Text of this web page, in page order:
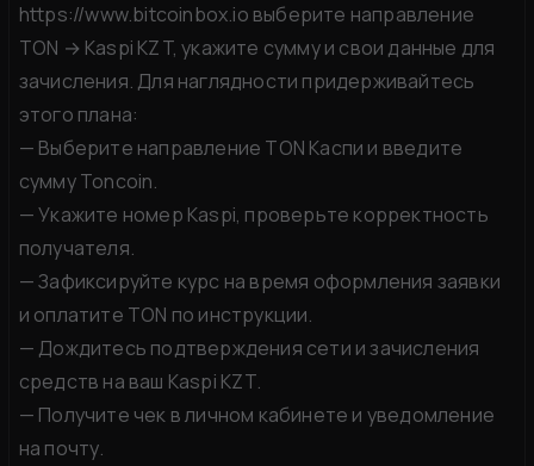
https://www.bitcoinbox.io выберите направление
TON → Kaspi KZT, укажите сумму и свои данные для
зачисления. Для наглядности придерживайтесь
этого плана:
— Выберите направление TON Каспи и введите
сумму Toncoin.
— Укажите номер Kaspi, проверьте корректность
получателя.
— Зафиксируйте курс на время оформления заявки
и оплатите TON по инструкции.
— Дождитесь подтверждения сети и зачисления
средств на ваш Kaspi KZT.
— Получите чек в личном кабинете и уведомление
на почту.